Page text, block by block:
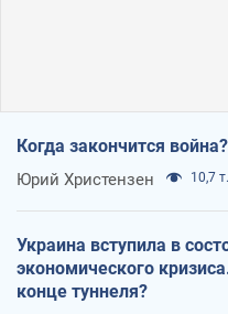
Когда закончится война?
Юрий Христензен 10,7 т.
Украина вступила в
экономического
конце туннеля?